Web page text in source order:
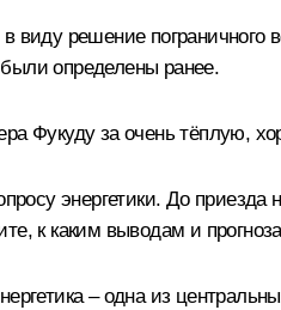
решение
определены ранее.
Фукуду за очень тёплую,
энергетики. До
к каким выводам и
– одна из